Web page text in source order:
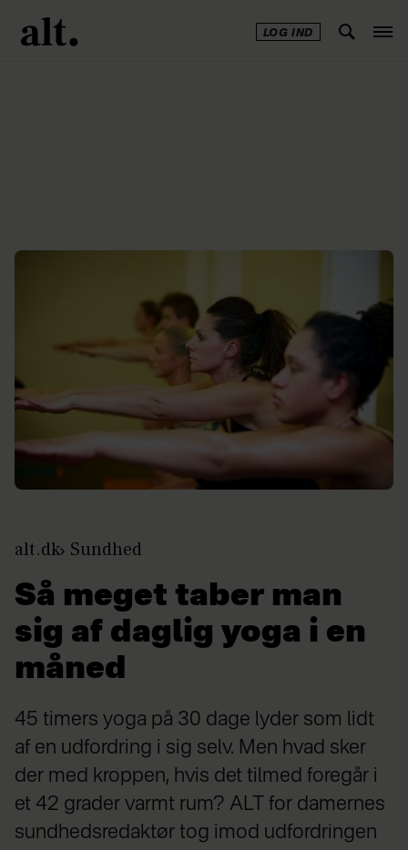
LOG IND
alt.dk Sundhed
Så meget taber man
sig af daglig yoga i en
måned
45 timers yoga på 30 dage lyder som lidt
af en udfordring i sig selv. Men hvad sker
der med kroppen, hvis det tilmed foregår i
et 42 grader varmt rum? ALT for damernes
sundhedsredaktør tog imod udfordringen